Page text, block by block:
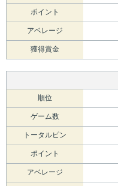
ポイント
アベレージ
獲得賞金
順位
ゲーム数
トータルピン
ポイント
アベレージ